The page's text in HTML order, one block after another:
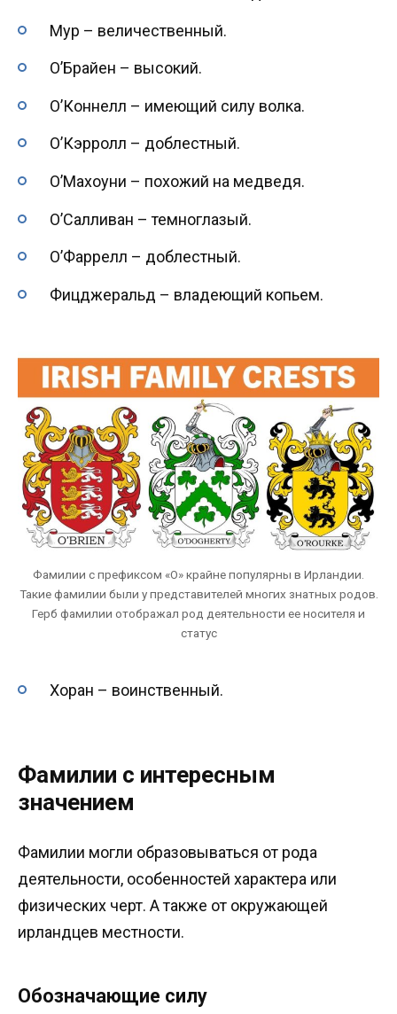
Мур – величественный.
О’Брайен – высокий.
О’Коннелл – имеющий силу волка.
О’Кэрролл – доблестный.
О’Махоуни – похожий на медведя.
О’Салливан – темноглазый.
О’Фаррелл – доблестный.
Фицджеральд – владеющий копьем.
Фамилии с префиксом «О» крайне популярны в Ирландии.
Такие фамилии были у представителей многих знатных родов.
Герб фамилии отображал род деятельности ее носителя и
статус
Хоран – воинственный.
Фамилии с интересным
значением
Фамилии могли образовываться от рода
деятельности, особенностей характера или
физических черт. А также от окружающей
ирландцев местности.
Обозначающие силу